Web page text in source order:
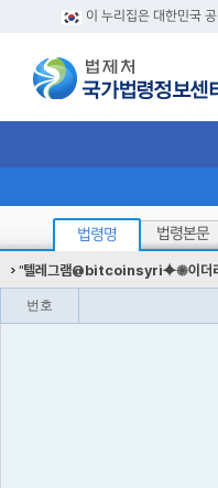
이 누리집은 대한민국
법령명 법령본문
"텔레그램@bitcoinsyri⯌✺이더리
번호